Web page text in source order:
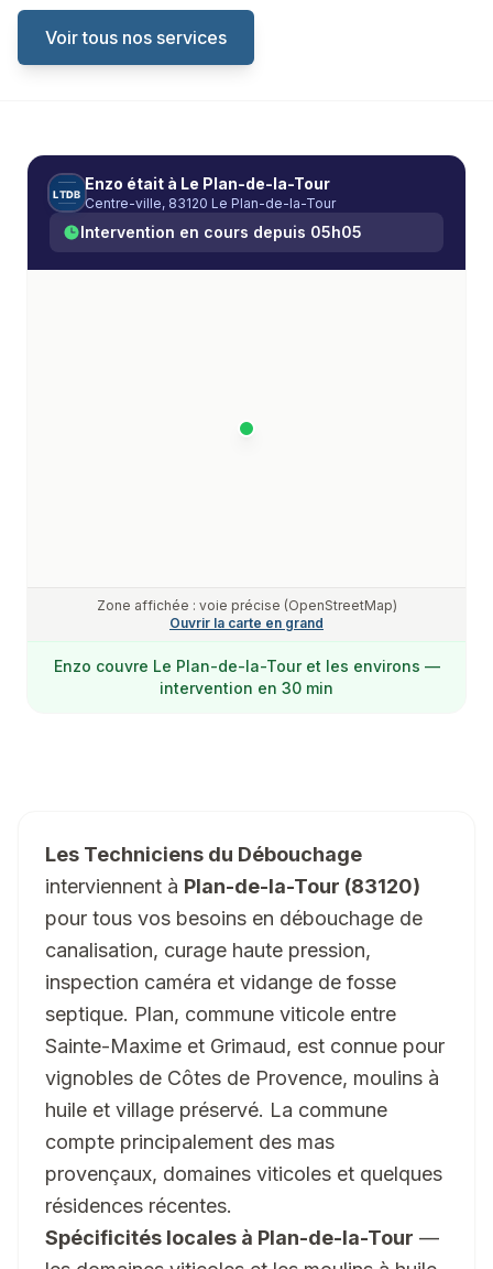
Voir tous nos services
LTDB
Enzo était à Le Plan-de-la-Tour
Centre-ville, 83120 Le Plan-de-la-Tour
Intervention en cours depuis 05h05
Zone affichée : voie précise (OpenStreetMap)
Ouvrir la carte en grand
Enzo couvre Le Plan-de-la-Touret les environs —
intervention en 30 min
Les Techniciens du Débouchage
interviennent à Plan-de-la-Tour (83120)
pour tous vos besoins en débouchage de
canalisation, curage haute pression,
inspection caméra et vidange de fosse
septique. Plan, commune viticole entre
Sainte-Maxime et Grimaud, est connue pour
vignobles de Côtes de Provence, moulins à
huile et village préservé. La commune
compte principalement des mas
provençaux, domaines viticoles et quelques
résidences récentes.
Spécificités locales à Plan-de-la-Tour —